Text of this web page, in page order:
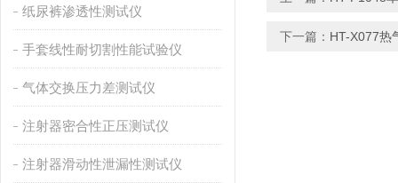
纸尿裤渗透性测试仪
手套线性耐切割性能试验仪
气体交换压力差测试仪
注射器密合性正压测试仪
注射器滑动性泄漏性测试仪
下一篇： HT-X077热